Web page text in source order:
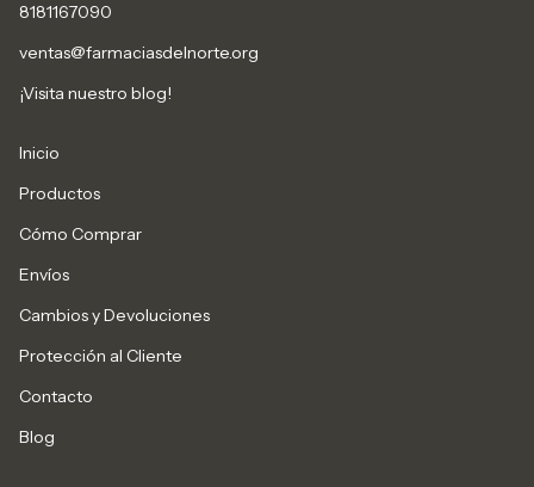
8181167090
ventas@farmaciasdelnorte.org
¡Visita nuestro blog!
Inicio
Productos
Cómo Comprar
Envíos
Cambios y Devoluciones
Protección al Cliente
Contacto
Blog